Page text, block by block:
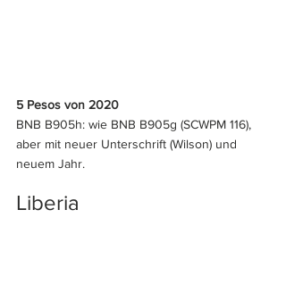
5 Pesos von 2020
BNB B905h: wie BNB B905g (SCWPM 116),
aber mit neuer Unterschrift (Wilson) und
neuem Jahr.
Liberia